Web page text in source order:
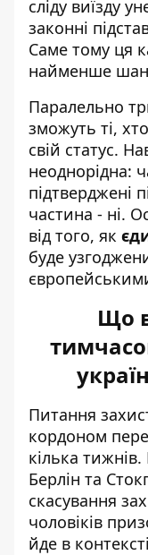
сліду виїзду
законні
Саме тому ця
найменше
Паралельно
зможуть ті,
свій статус.
неоднорідна:
підтверджені
частина - ні.
від того, як
буде
Що
Питання
кордоном
кілька
Берлін та
скасування
чоловіків
йде в